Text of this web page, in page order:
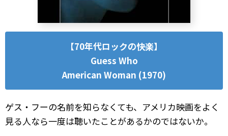
【70年代ロックの快楽】
Guess Who
American Woman (1970)
ゲス・フーの名前を知らなくても、アメリカ映画をよく
見る人なら一度は聴いたことがあるかのではないか。